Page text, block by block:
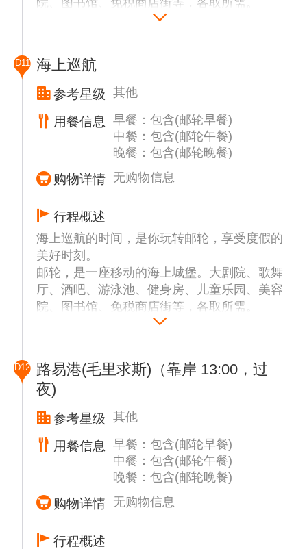
D11 海上巡航
参考星级 其他
用餐信息
早餐：包含(邮轮早餐)
中餐：包含(邮轮午餐)
晚餐：包含(邮轮晚餐)
购物详情 无购物信息
行程概述
海上巡航的时间，是你玩转邮轮，享受度假的
美好时刻。
邮轮，是一座移动的海上城堡。大剧院、歌舞
厅、酒吧、游泳池、健身房、儿童乐园、美容
院、图书馆、免税商店街等，各取所需。
D12
路易港(毛里求斯)（靠岸 13:00，过
夜)
参考星级 其他
用餐信息
早餐：包含(邮轮早餐)
中餐：包含(邮轮午餐)
晚餐：包含(邮轮晚餐)
购物详情 无购物信息
行程概述